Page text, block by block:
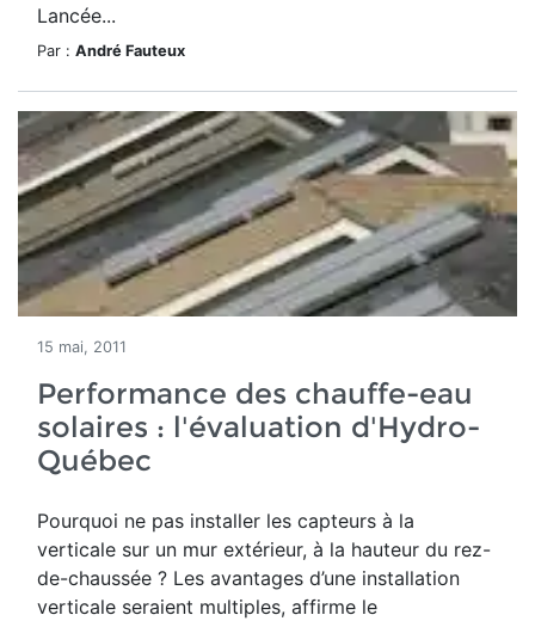
Lancée...
Par : André Fauteux
15 mai, 2011
Performance des chauffe-eau
solaires : l'évaluation d'Hydro-
Québec
Pourquoi ne pas installer les capteurs à la
verticale sur un mur extérieur, à la hauteur du rez-
de-chaussée ? Les avantages d’une installation
verticale seraient multiples, affirme le